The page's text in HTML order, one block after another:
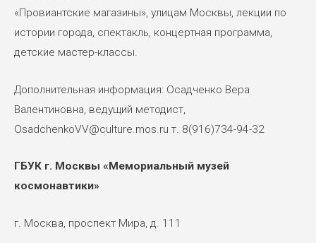
«Провиантские магазины», улицам Москвы, лекции по
истории города, спектакль, концертная программа,
детские мастер-классы.
Дополнительная информация: Осадченко Вера
Валентиновна, ведущий методист,
OsadchenkoVV@culture.mos.ru т. 8(916)734-94-32
ГБУК г. Москвы «Мемориальный музей
космонавтики»
г. Москва, проспект Мира, д. 111